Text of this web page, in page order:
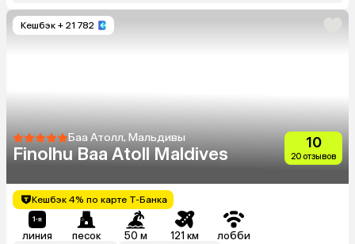
Кешбэк + 21 782
Баа Атолл, Мальдивы
Finolhu Baa Atoll Maldives
10
20 отзывов
Кешбэк 4% по карте Т-Банка
линия песок 50 м 121 км лобби